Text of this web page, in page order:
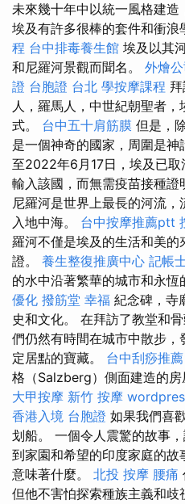
未來幾十年中以統一風格建造
埃及有許多很棒的套件和衝浪
程 台中排毒養生館 埃及以其
和尼羅河景觀而聞名。 外燴公
證 台胞證 台北 學按摩課程
人，羅馬人，中世紀朝聖者
式。 台中五十肩筋膜 但是，
是一個神奇的國家，周圍是
至2022年6月17日，埃及已
輸入該國，而無需疫苗接種證
尼羅河是世界上最長的河流
入地中海。 台中按摩推薦ptt
羅河不僅是埃及的生活和美
證。 養生整復推廣中心 記帳
的水中沿著繁華的城市和永恆
優化 撥筋堂 幸福 紀念碑，寺
史和文化。 在拜訪了教堂和
們仍然有時間在城市中散步
定居點的寶藏。 台中刮痧推薦
格（Salzberg）側面建造的房
大甲按摩 新竹 按摩
香港入境 台胞證 如果我們喜
划船。 一個令人震驚的故事
到家園和希望的印度家庭的
意味著什麼。 北投 按摩 腰痛
但他不害怕探索種族主義和